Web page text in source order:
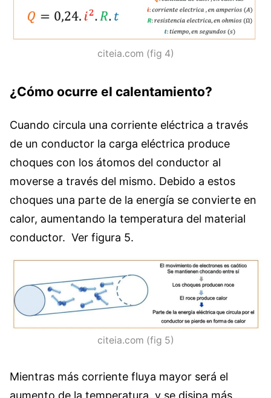
citeia.com (fig 4)
¿Cómo ocurre el calentamiento?
Cuando circula una corriente eléctrica a través
de un conductor la carga eléctrica produce
choques con los átomos del conductor al
moverse a través del mismo. Debido a estos
choques una parte de la energía se convierte en
calor, aumentando la temperatura del material
conductor. Ver figura 5.
citeia.com (fig 5)
Mientras más corriente fluya mayor será el